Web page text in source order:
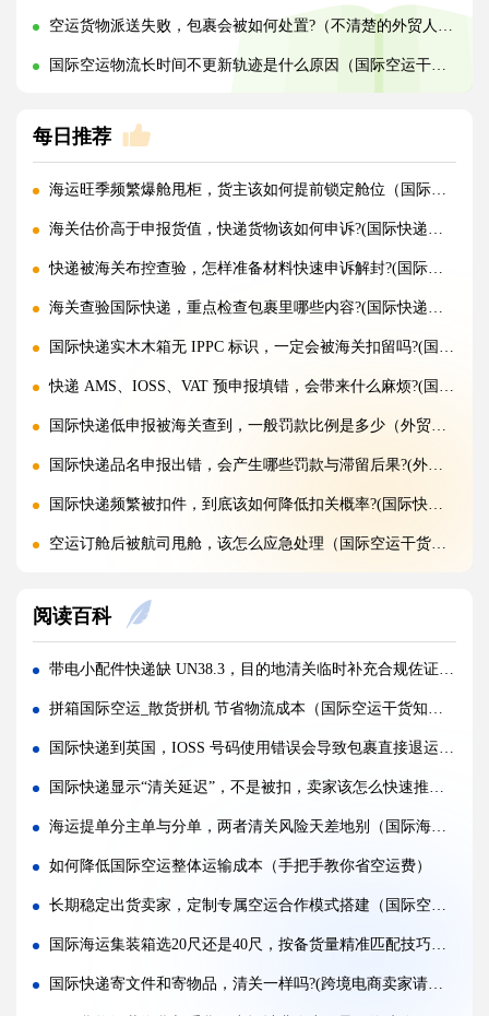
空运货物派送失败，包裹会被如何处置?（不清楚的外贸人看过来）
国际空运物流长时间不更新轨迹是什么原因（国际空运干货知识分享）
每日推荐
海运旺季频繁爆舱甩柜，货主该如何提前锁定舱位（国际海运干货知识分享）
海关估价高于申报货值，快递货物该如何申诉?(国际快递干货知识分享)
快递被海关布控查验，怎样准备材料快速申诉解封?(国际快递干货知识分享)
海关查验国际快递，重点检查包裹里哪些内容?(国际快递干货知识分享)
国际快递实木木箱无 IPPC 标识，一定会被海关扣留吗?(国际快递干货知识分享)
快递 AMS、IOSS、VAT 预申报填错，会带来什么麻烦?(国际快递干货知识分享)
国际快递低申报被海关查到，一般罚款比例是多少（外贸人请注意）
国际快递品名申报出错，会产生哪些罚款与滞留后果?(外贸人请注意)
国际快递频繁被扣件，到底该如何降低扣关概率?(国际快递干货知识分享)
空运订舱后被航司甩舱，该怎么应急处理（国际空运干货知识分享）
加急国际空运真的能提速，靠谱吗?(国际空运干货知识分享)
FBA 空运出现丢件破损，理赔流程怎么走（国际空运干货知识分享）
FBA 空运头程该怎么挑选靠谱物流货代（国际空运干货知识分享）
FBA 空运货物超重超尺寸会产生哪些附加费?(不清楚的亚马逊卖家看过来)
亚马逊 FBA 空运，空派和纯空运该怎么选择?(不清楚的亚马逊卖家看过来)
空运货物被海关布控，如何快速提交材料申诉（国际空运干货知识分享）
实木包装走国际空运必须做熏蒸热处理吗（国际空运干货知识分享）
国际空运低申报被海关查到，罚款比例是多少?(国际空运干货知识分享)
国际空运的运单有什么作用，包含哪些关键信息（国际空运干货知识分享）
阅读百科
带电小配件快递缺 UN38.3，目的地清关临时补充合规佐证清单（跨境电商卖家请注意）
拼箱国际空运_散货拼机 节省物流成本（国际空运干货知识分享）
国际快递到英国，IOSS 号码使用错误会导致包裹直接退运吗?（不清楚的跨境电商卖家看过来）
国际快递显示“清关延迟”，不是被扣，卖家该怎么快速推进（国际快递干货知识分享）
海运提单分主单与分单，两者清关风险天差地别（国际海运干货知识分享）
如何降低国际空运整体运输成本（手把手教你省空运费）
长期稳定出货卖家，定制专属空运合作模式搭建（国际空运干货知识分享）
国际海运集装箱选20尺还是40尺，按备货量精准匹配技巧（国际海运干货知识分享）
国际快递寄文件和寄物品，清关一样吗?(跨境电商卖家请注意)